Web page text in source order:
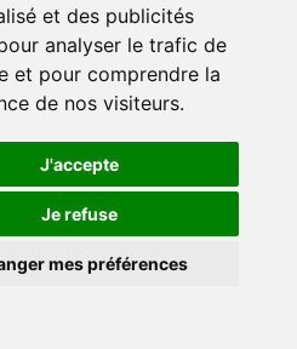
et des publicités
analyser le trafic de
et pour comprendre la
de nos visiteurs.
J'accepte
Je refuse
mes préférences